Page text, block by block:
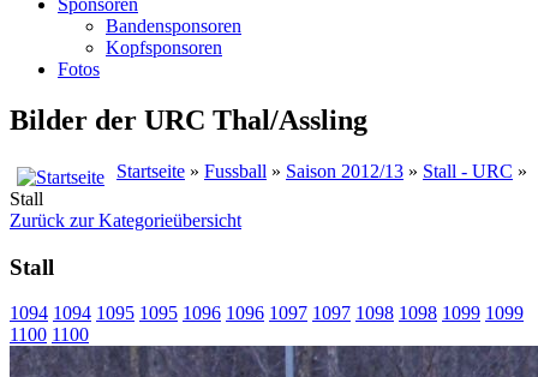
Sponsoren
Bandensponsoren
Kopfsponsoren
Fotos
Bilder der URC Thal/Assling
Startseite » Fussball » Saison 2012/13 » Stall - URC »
Stall
Zurück zur Kategorieübersicht
Stall
1094 1094 1095 1095 1096 1096 1097 1097 1098 1098 1099 1099
1100 1100